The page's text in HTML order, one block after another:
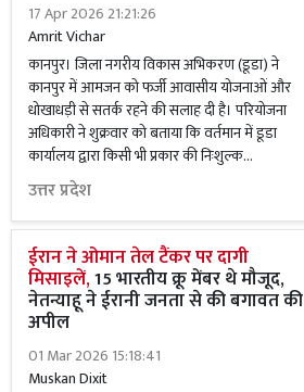
17 Apr 2026 21:21:26
Amrit Vichar
कानपुर। जिला नगरीय विकास अभिकरण (डूडा) ने
कानपुर में आमजन को फर्जी आवासीय योजनाओं और
धोखाधड़ी से सतर्क रहने की सलाह दी है। परियोजना
अधिकारी ने शुक्रवार को बताया कि वर्तमान में डूडा
कार्यालय द्वारा किसी भी प्रकार की निःशुल्क...
उत्तर प्रदेश
ईरान ने ओमान तेल टैंकर पर दागी
मिसाइलें,15 भारतीय क्रू मेंबर थे मौजूद,
नेतन्याहू ने ईरानी जनता से की बगावत की
अपील
01 Mar 2026 15:18:41
Muskan Dixit